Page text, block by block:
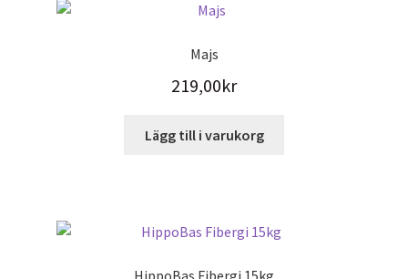
Majs
219,00kr
Lägg till i varukorg
HippoBas Fibergi 15kg